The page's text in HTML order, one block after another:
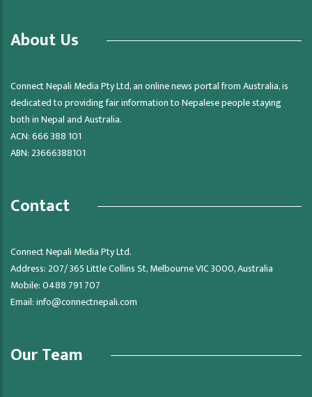
About Us
Connect Nepali Media Pty Ltd, an online news portal from Australia, is
dedicated to providing fair information to Nepalese people staying
both in Nepal and Australia.
ACN: 666 388 101
ABN: 23666388101
Contact
Connect Nepali Media Pty Ltd.
Address: 207/ 365 Little Collins St, Melbourne VIC 3000, Australia
Mobile: 0488 791 707
Email:info@connectnepali.com
Our Team